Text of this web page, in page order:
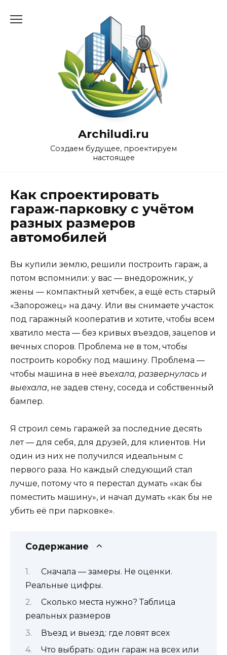
Archiludi.ru
Создаем будущее, проектируем
настоящее
Как спроектировать
гараж‑парковку с учётом
разных размеров
автомобилей
Вы купили землю, решили построить гараж, а
потом вспомнили: у вас — внедорожник, у
жены — компактный хетчбек, а ещё есть старый
«Запорожец» на дачу. Или вы снимаете участок
под гаражный кооператив и хотите, чтобы всем
хватило места — без кривых въездов, зацепов и
вечных споров. Проблема не в том, чтобы
построить коробку под машину. Проблема —
чтобы машина в неё въехала, развернулась и
выехала, не задев стену, соседа и собственный
бампер.
Я строил семь гаражей за последние десять
лет — для себя, для друзей, для клиентов. Ни
один из них не получился идеальным с
первого раза. Но каждый следующий стал
лучше, потому что я перестал думать «как бы
поместить машину», и начал думать «как бы не
убить её при парковке».
Содержание
Сначала — замеры. Не оценки.
Реальные цифры.
Сколько места нужно? Таблица
реальных размеров
Въезд и выезд: где ловят всех
Что выбрать: один гараж на всех или